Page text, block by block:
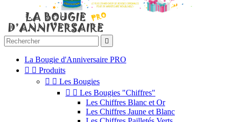

La Bougie d'Anniversaire PRO
  Produits
  Les Bougies
  Les Bougies "Chiffres"
Les Chiffres Blanc et Or
Les Chiffres Jaune et Blanc